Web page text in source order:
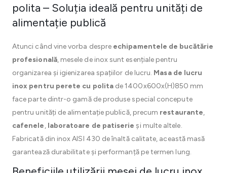
polita – Soluția ideală pentru unități de
alimentație publică
Atunci când vine vorba despre echipamentele de bucătărie
profesională, mesele de inox sunt esențiale pentru
organizarea și igienizarea spațiilor de lucru. Masa de lucru
inox pentru perete cu politade 1400x600x(H)850 mm
face parte dintr-o gamă de produse special concepute
pentru unități de alimentație publică, precum restaurante,
cafenele, laboratoare de patiserie și multe altele.
Fabricată din inox AISI 430 de înaltă calitate, această masă
garantează durabilitate și performanță pe termen lung.